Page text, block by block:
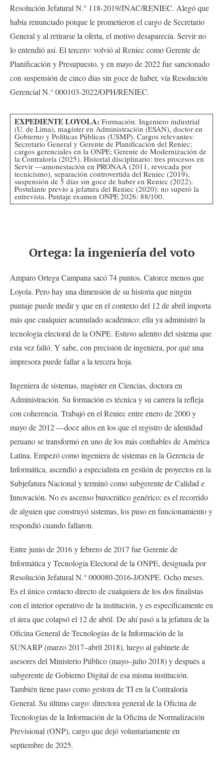
Resolución Jefatural N.° 118-2019/JNAC/RENIEC. Alegó que
había renunciado porque le prometieron el cargo de Secretario
General y al retirarse la oferta, el motivo desaparecía. Servir no
lo entendió así. El tercero: volvió al Reniec como Gerente de
Planificación y Presupuesto, y en mayo de 2022 fue sancionado
con suspensión de cinco días sin goce de haber, vía Resolución
Gerencial N.° 000103-2022/OPH/RENIEC.
EXPEDIENTE LOYOLA: Formación: Ingeniero industrial
(U. de Lima), magíster en Administración (ESAN), doctor en
Gobierno y Políticas Públicas (USMP). Cargos relevantes:
Secretario General y Gerente de Planificación del Reniec;
cargos gerenciales en la ONPE; Gerente de Modernización de
la Contraloría (2025). Historial disciplinario: tres procesos en
Servir —amonestación en PRONAA (2011, revocada por
tecnicismo), separación controvertida del Reniec (2019),
suspensión de 5 días sin goce de haber en Reniec (2022).
Postulante previo a jefatura del Reniec (2020): no superó la
entrevista. Puntaje examen ONPE 2026: 88/100.
Ortega: la ingeniería del voto
Amparo Ortega Campana sacó 74 puntos. Catorce menos que
Loyola. Pero hay una dimensión de su historia que ningún
puntaje puede medir y que en el contexto del 12 de abril importa
más que cualquier acumulado académico: ella ya administró la
tecnología electoral de la ONPE. Estuvo adentro del sistema que
esta vez falló. Y sabe, con precisión de ingeniera, por qué una
impresora puede fallar a la tercera hoja.
Ingeniera de sistemas, magíster en Ciencias, doctora en
Administración. Su formación es técnica y su carrera la refleja
con coherencia. Trabajó en el Reniec entre enero de 2000 y
mayo de 2012 —doce años en los que el registro de identidad
peruano se transformó en uno de los más confiables de América
Latina. Empezó como ingeniera de sistemas en la Gerencia de
Informática, ascendió a especialista en gestión de proyectos en la
Subjefatura Nacional y terminó como subgerente de Calidad e
Innovación. No es ascenso burocrático genérico: es el recorrido
de alguien que construyó sistemas, los puso en funcionamiento y
respondió cuando fallaron.
Entre junio de 2016 y febrero de 2017 fue Gerente de
Informática y Tecnología Electoral de la ONPE, designada por
Resolución Jefatural N.° 000080-2016-J/ONPE. Ocho meses.
Es el único contacto directo de cualquiera de los dos finalistas
con el interior operativo de la institución, y es específicamente en
el área que colapsó el 12 de abril. De ahí pasó a la jefatura de la
Oficina General de Tecnologías de la Información de la
SUNARP (marzo 2017–abril 2018), luego al gabinete de
asesores del Ministerio Público (mayo–julio 2018) y después a
subgerente de Gobierno Digital de esa misma institución.
También tiene paso como gestora de TI en la Contraloría
General. Su último cargo: directora general de la Oficina de
Tecnologías de la Información de la Oficina de Normalización
Previsional (ONP), cargo que dejó voluntariamente en
septiembre de 2025.